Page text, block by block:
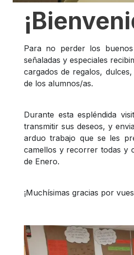
Para no perder los
señaladas y especiales
cargados de regalos,
de los alumnos/as.
Durante esta espléndida
transmitir sus deseos, y
arduo trabajo que se les
camellos y recorrer todas y
de Enero.
¡Muchísimas gracias por